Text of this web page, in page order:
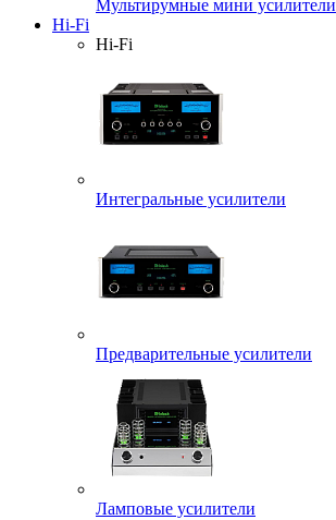
Мультирумные мини усилители
Hi-Fi
Hi-Fi
Интегральные усилители
Предварительные усилители
Ламповые усилители